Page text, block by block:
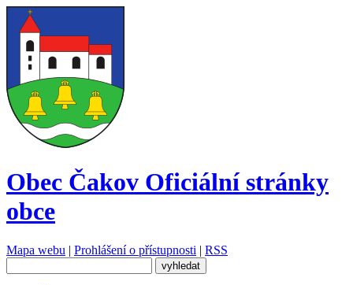
Obec Čakov Oficiální stránky
obce
Mapa webu | Prohlášení o přístupnosti | RSS